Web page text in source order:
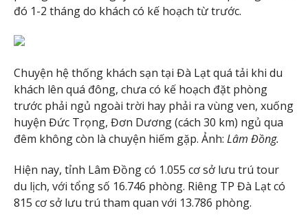
đó 1-2 tháng do khách có kế hoạch từ trước.
Chuyện hệ thống khách sạn tại Đà Lạt quá tải khi du
khách lên quá đông, chưa có kế hoạch đặt phòng
trước phải ngủ ngoài trời hay phải ra vùng ven, xuống
huyện Đức Trọng, Đơn Dương (cách 30 km) ngủ qua
đêm không còn là chuyện hiếm gặp. Ảnh: Lâm Đồng.
Hiện nay, tỉnh Lâm Đồng có 1.055 cơ sở lưu trú tour
du lịch, với tổng số 16.746 phòng. Riêng TP Đà Lạt có
815 cơ sở lưu trú tham quan với 13.786 phòng.